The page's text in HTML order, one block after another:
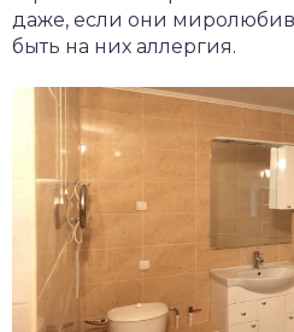
даже, если они
быть на них аллергия.